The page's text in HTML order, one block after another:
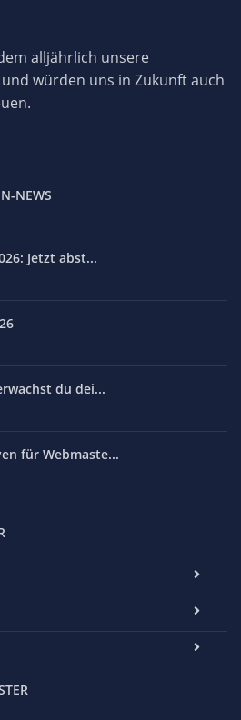
alljährlich unsere
würden uns in Zukunft auch
NEWS
Jetzt abst...
du dei...
für Webmaste...